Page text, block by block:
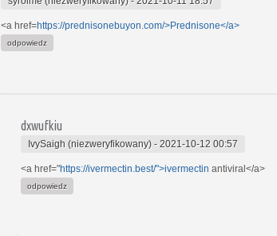
<a href=https://prednisonebuyon.com/>Prednisone</a>
odpowiedz
dxwufkiu
IvySaigh (niezweryfikowany) - 2021-10-12 00:57
<a href="https://ivermectin.best/">ivermectin antiviral</a>
odpowiedz